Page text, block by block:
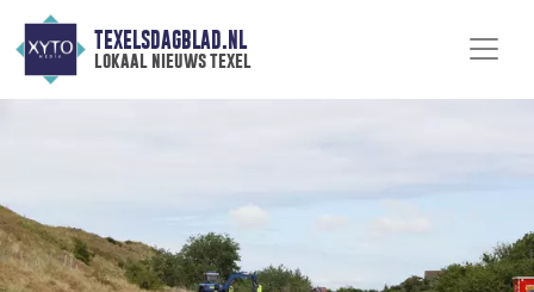
TEXELSDAGBLAD.NL
lokaal nieuws texel